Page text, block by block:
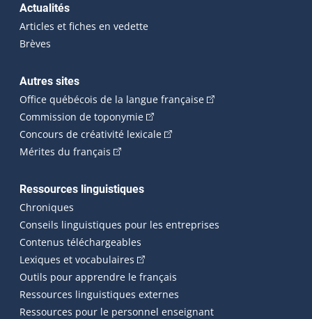
Actualités
Articles et fiches en vedette
Brèves
Autres sites
Office québécois de la langue française(Cet hyperlien
Commission de toponymie(Cet hyperlien externe s'ouvrira
Concours de créativité lexicale(Cet hyperlien externe
Mérites du français (Cet hyperlien externe s'ouvrira dans une
Ressources linguistiques
Chroniques
Conseils linguistiques pour les entreprises
Contenus téléchargeables
Lexiques et vocabulaires (Cet hyperlien externe s'ouvrira
Outils pour apprendre le français
Ressources linguistiques externes
Ressources pour le personnel enseignant